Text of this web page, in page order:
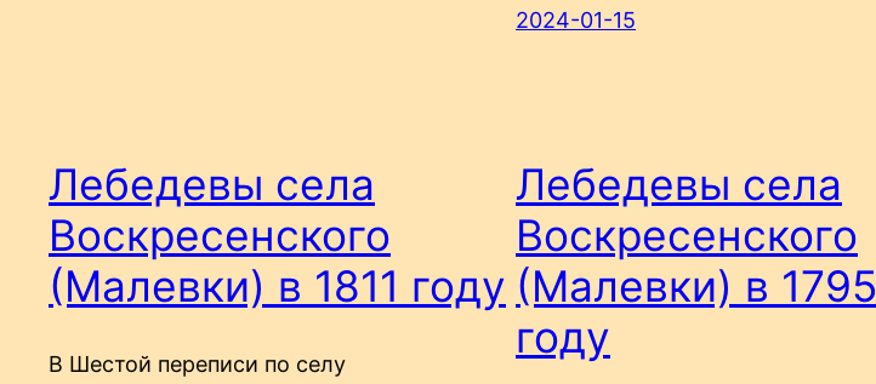
2024-01-15
Лебедевы села
Воскресенского
(Малевки) в 1811 году
В Шестой переписи по селу
Лебедевы села
Воскресенского
(Малевки) в 1795
году